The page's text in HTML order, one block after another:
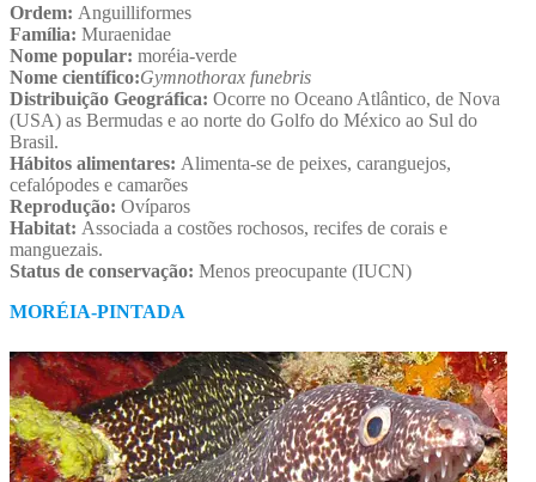
Ordem: Anguilliformes
Família: Muraenidae
Nome popular: moréia-verde
Nome científico:Gymnothorax funebris
Distribuição Geográfica: Ocorre no Oceano Atlântico, de Nova
(USA) as Bermudas e ao norte do Golfo do México ao Sul do
Brasil.
Hábitos alimentares: Alimenta-se de peixes, caranguejos,
cefalópodes e camarões
Reprodução: Ovíparos
Habitat: Associada a costões rochosos, recifes de corais e
manguezais.
Status de conservação: Menos preocupante (IUCN)
MORÉIA-PINTADA